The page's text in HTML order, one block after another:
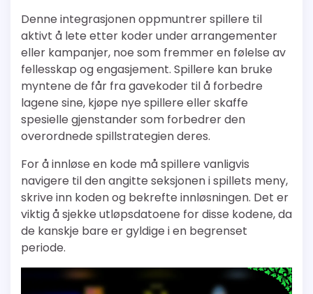
Denne integrasjonen oppmuntrer spillere til
aktivt å lete etter koder under arrangementer
eller kampanjer, noe som fremmer en følelse av
fellesskap og engasjement. Spillere kan bruke
myntene de får fra gavekoder til å forbedre
lagene sine, kjøpe nye spillere eller skaffe
spesielle gjenstander som forbedrer den
overordnede spillstrategien deres.
For å innløse en kode må spillere vanligvis
navigere til den angitte seksjonen i spillets meny,
skrive inn koden og bekrefte innløsningen. Det er
viktig å sjekke utløpsdatoene for disse kodene, da
de kanskje bare er gyldige i en begrenset
periode.